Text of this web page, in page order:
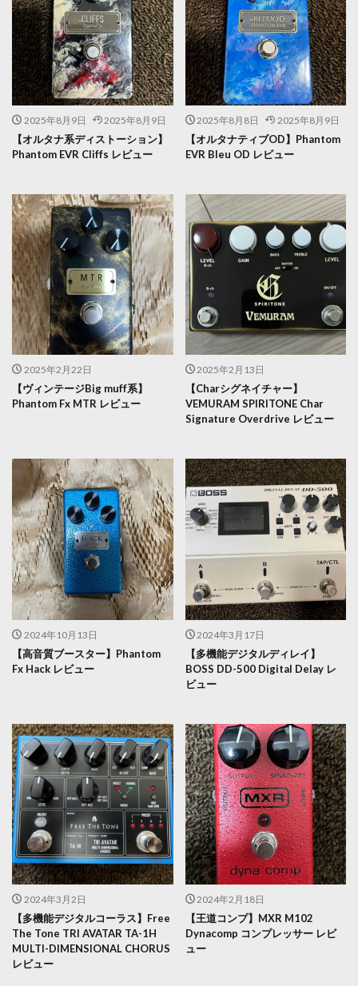
2025年8月9日 2025年8月9日
【オルタナ系ディストーション】
Phantom EVR Cliffs レビュー
2025年8月8日 2025年8月9日
【オルタナティブOD】Phantom
EVR Bleu OD レビュー
2025年2月22日
【ヴィンテージBig muff系】
Phantom Fx MTR レビュー
2025年2月13日
【Charシグネイチャー】
VEMURAM SPIRITONE Char
Signature Overdrive レビュー
2024年10月13日
【高音質ブースター】Phantom
Fx Hack レビュー
2024年3月17日
【多機能デジタルディレイ】
BOSS DD-500 Digital Delay レ
ビュー
2024年3月2日
【多機能デジタルコーラス】Free
The Tone TRI AVATAR TA-1H
MULTI-DIMENSIONAL CHORUS
レビュー
2024年2月18日
【王道コンプ】MXR M102
Dynacomp コンプレッサー レビ
ュー